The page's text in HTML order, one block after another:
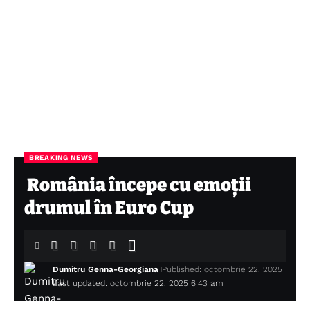
BREAKING NEWS
România începe cu emoții
drumul în Euro Cup
Last updated: octombrie 22, 2025 6:43 am
Dumitru Genna-Georgiana Published: octombrie 22, 2025